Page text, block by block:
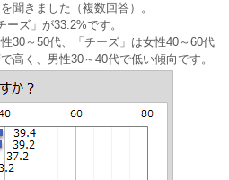
聞きました（複数回答）。
ズ」が33.2%です。
30～50代、「チーズ」は女性40～60代
高く、男性30～40代で低い傾向です。